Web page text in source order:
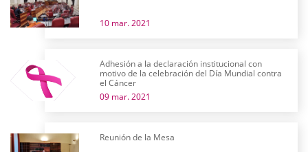
10 mar. 2021
Adhesión a la declaración institucional con
motivo de la celebración del Día Mundial contra
el Cáncer
09 mar. 2021
Reunión de la Mesa